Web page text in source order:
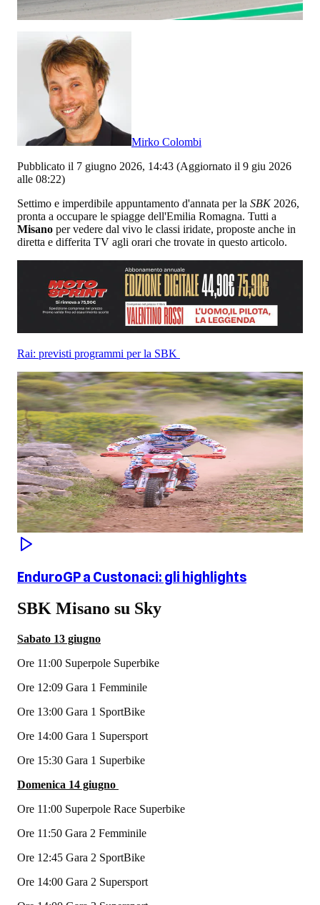
Mirko Colombi
Pubblicato il 7 giugno 2026, 14:43 (Aggiornato il 9 giu 2026
alle 08:22)
Settimo e imperdibile appuntamento d'annata per la SBK 2026,
pronta a occupare le spiagge dell'Emilia Romagna. Tutti a
Misano per vedere dal vivo le classi iridate, proposte anche in
diretta e differita TV agli orari che trovate in questo articolo.
Rai: previsti programmi per la SBK
EnduroGP a Custonaci: gli highlights
SBK Misano su Sky
Sabato 13 giugno
Ore 11:00 Superpole Superbike
Ore 12:09 Gara 1 Femminile
Ore 13:00 Gara 1 SportBike
Ore 14:00 Gara 1 Supersport
Ore 15:30 Gara 1 Superbike
Domenica 14 giugno
Ore 11:00 Superpole Race Superbike
Ore 11:50 Gara 2 Femminile
Ore 12:45 Gara 2 SportBike
Ore 14:00 Gara 2 Supersport